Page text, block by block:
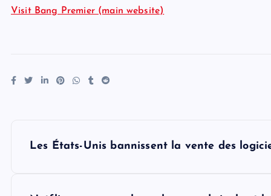
Visit Bang Premier (main website)
Les États-Unis bannissent la vente des